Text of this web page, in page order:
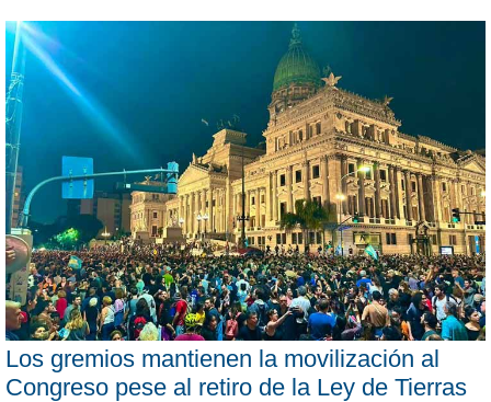
Los gremios mantienen la movilización al
Congreso pese al retiro de la Ley de Tierras